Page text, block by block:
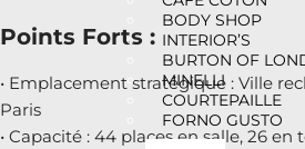
BODY SHOP
INTERIOR’S
BURTON OF
MINELLI
COURTEPAILLE
FORNO GUSTO
Points Forts :
• Emplacement stratégique : Ville
Paris
• Capacité : 44 places en salle, 26 en